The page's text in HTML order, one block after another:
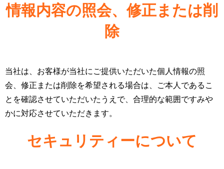
情報内容の照会、修正または削
除
当社は、お客様が当社にご提供いただいた個人情報の照
会、修正または削除を希望される場合は、ご本人であるこ
とを確認させていただいたうえで、合理的な範囲ですみや
かに対応させていただきます。
セキュリティーについて